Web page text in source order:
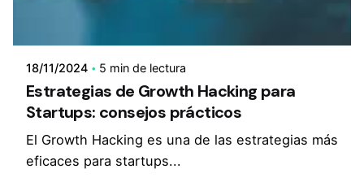
18/11/2024 5 min de lectura
Estrategias de Growth Hacking para
Startups: consejos prácticos
El Growth Hacking es una de las estrategias más
eficaces para startups...